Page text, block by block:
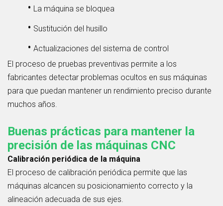
• La máquina se bloquea
• Sustitución del husillo
• Actualizaciones del sistema de control
El proceso de pruebas preventivas permite a los
fabricantes detectar problemas ocultos en sus máquinas
para que puedan mantener un rendimiento preciso durante
muchos años.
Buenas prácticas para mantener la
precisión de las máquinas CNC
Calibración periódica de la máquina
El proceso de calibración periódica permite que las
máquinas alcancen su posicionamiento correcto y la
alineación adecuada de sus ejes.